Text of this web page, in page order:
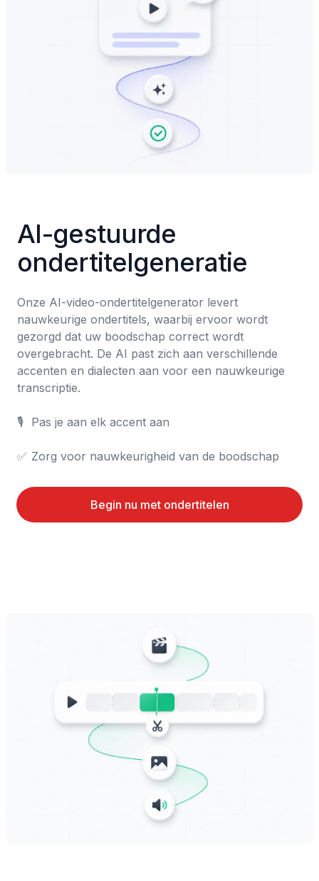
AI-gestuurde
ondertitelgeneratie
Onze AI-video-ondertitelgenerator levert
nauwkeurige ondertitels, waarbij ervoor wordt
gezorgd dat uw boodschap correct wordt
overgebracht. De AI past zich aan verschillende
accenten en dialecten aan voor een nauwkeurige
transcriptie.
🎙️	Pas je aan elk accent aan
✅	Zorg voor nauwkeurigheid van de boodschap
Begin nu met ondertitelen